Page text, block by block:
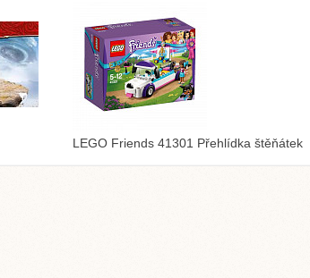
LEGO Friends 41301 Přehlídka štěňátek